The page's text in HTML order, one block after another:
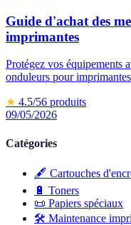
Guide d'achat des
imprimantes
Protégez vos équipements
onduleurs pour
★ 4.5/56 produits
09/05/2026
Catégories
🖋️ Cartouches
🔋 Toners
📜 Papiers spéciaux
🛠️ Maintenance